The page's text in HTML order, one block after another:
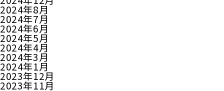
2024年8月
2024年7月
2024年6月
2024年5月
2024年4月
2024年3月
2024年1月
2023年12月
2023年11月